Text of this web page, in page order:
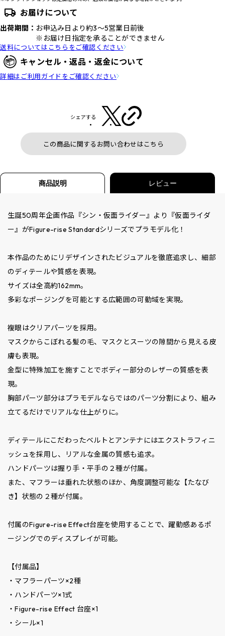
お届けについて
出荷期間： お申込み日より約3～5営業日前後
※お届け日指定を承ることができません
送料についてはこちらをご確認ください
キャンセル・返品・返金について
詳細はご利用ガイドをご確認ください
シェアする
この商品に関するお問い合わせはこちら
商品説明 レビュー
生誕50周年企画作品『シン・仮面ライダー』より『仮面ライダ
ー』がFigure-rise Standardシリーズでプラモデル化！
本作品のためにリデザインされたビジュアルを徹底追求し、細部
のディテールや質感を表現。
サイズは全高約162mm。
多彩なポージングを可能とする広範囲の可動域を実現。
複眼はクリアパーツを採用。
マスクからこぼれる髪の毛、マスクとスーツの隙間から見える皮
膚も表現。
金型に特殊加工を施すことでボディー部分のレザーの質感を表
現。
胸部パーツ部分はプラモデルならではのパーツ分割により、組み
立てるだけでリアルな仕上がりに。
ディテールにこだわったベルトとアンテナにはエクストラフィニ
ッシュを採用し、リアルな金属の質感も追求。
ハンドパーツは握り手・平手の２種が付属。
また、マフラーは垂れた状態のほか、角度調整可能な【たなび
き】状態の２種が付属。
付属のFigure-rise Effect台座を使用することで、躍動感あるポ
ージングでのディスプレイが可能。
【付属品】
・マフラーパーツ×2種
・ハンドパーツ×1式
・Figure-rise Effect 台座×1
・シール×1